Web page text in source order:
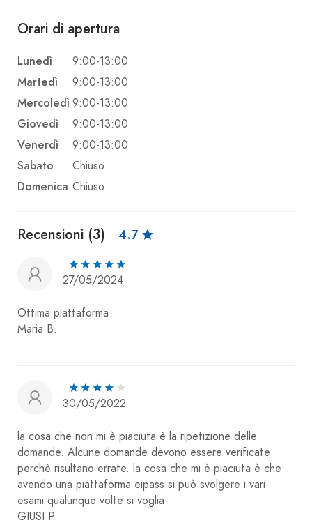
Orari di apertura
Lunedì
9:00-13:00
Martedì
9:00-13:00
Mercoledì 9:00-13:00
Giovedì
9:00-13:00
Venerdì
9:00-13:00
Sabato
Chiuso
Domenica Chiuso
Recensioni (3) 4.7
27/05/2024
Ottima piattaforma
Maria B.
30/05/2022
la cosa che non mi è piaciuta è la ripetizione delle
domande. Alcune domande devono essere verificate
perchè risultano errate. la cosa che mi è piaciuta è che
avendo una piattaforma eipass si può svolgere i vari
esami qualunque volte si voglia
GIUSI P.